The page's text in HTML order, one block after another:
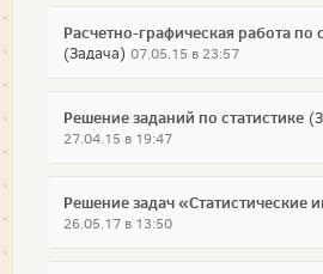
Расчетно-графическая работа по
(Задача) 07.05.15 в 23:57
Решение заданий по статистике
27.04.15 в 19:47
Решение задач «Статистические
26.05.17 в 13:50